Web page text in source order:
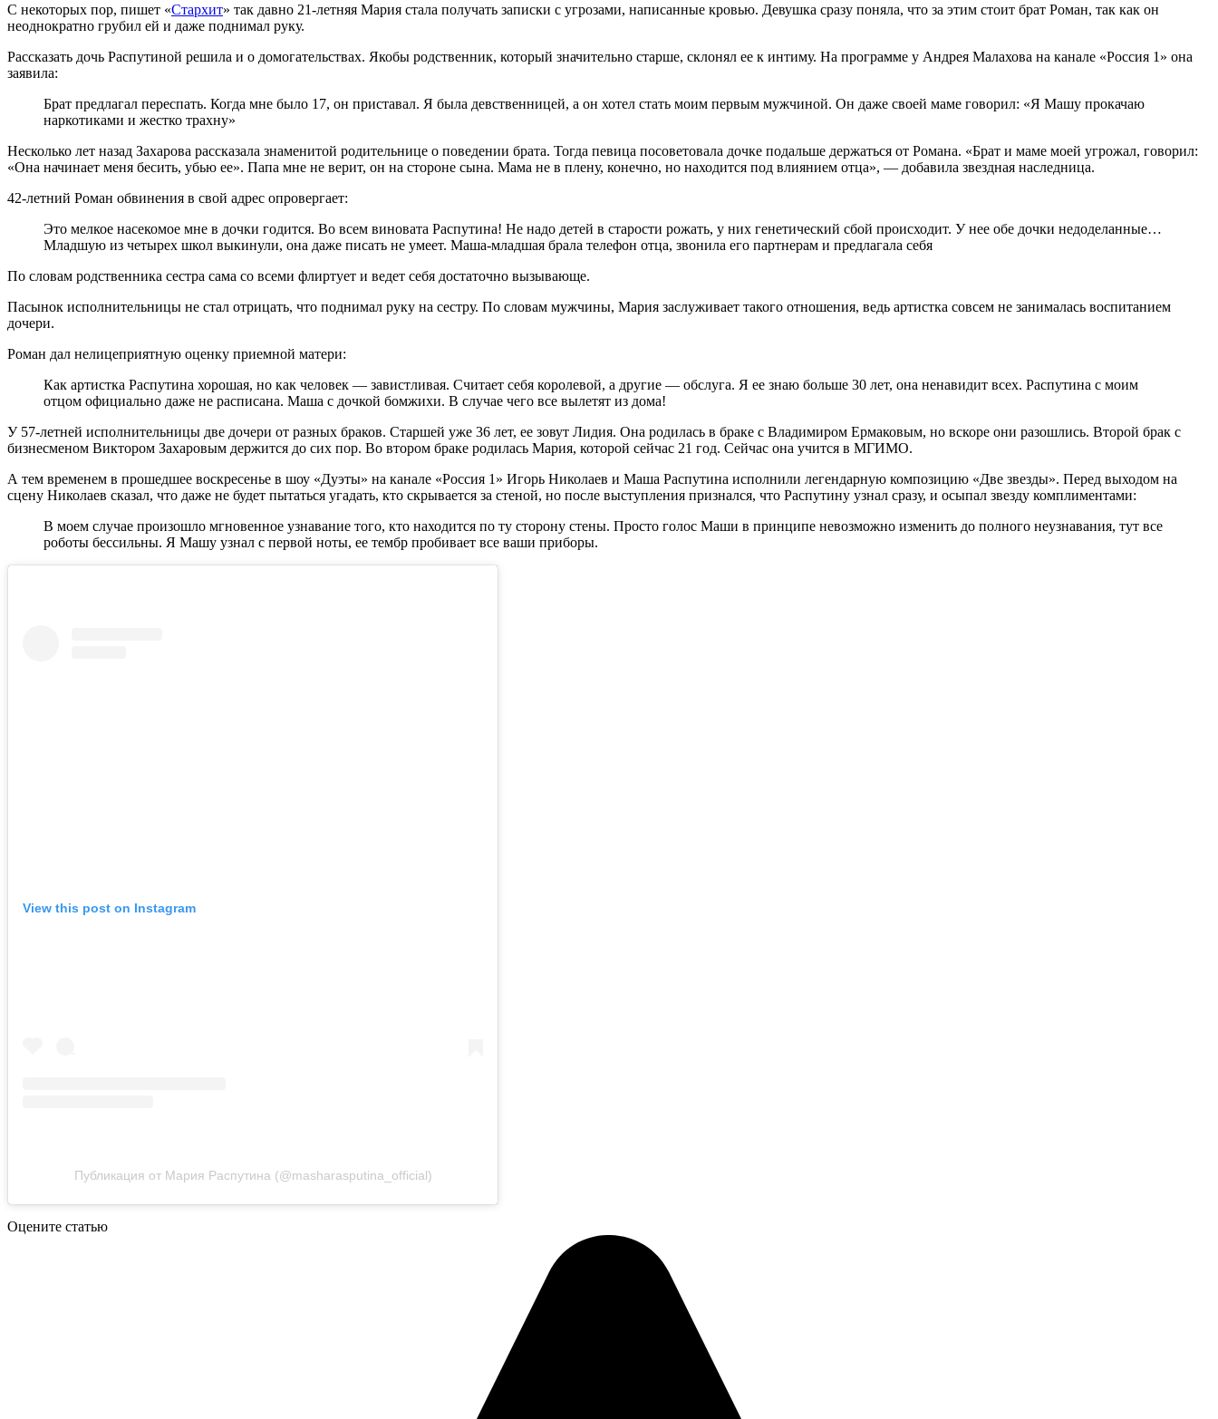
С некоторых пор, пишет «Стархит» так давно 21-летняя Мария стала получать записки с угрозами, написанные кровью. Девушка сразу поняла, что за этим стоит брат Роман, так как он
неоднократно грубил ей и даже поднимал руку.
Рассказать дочь Распутиной решила и о домогательствах. Якобы родственник, который значительно старше, склонял ее к интиму. На программе у Андрея Малахова на канале «Россия 1» она
заявила:
Брат предлагал переспать. Когда мне было 17, он приставал. Я была девственницей, а он хотел стать моим первым мужчиной. Он даже своей маме говорил: «Я Машу прокачаю
наркотиками и жестко трахну»
Несколько лет назад Захарова рассказала знаменитой родительнице о поведении брата. Тогда певица посоветовала дочке подальше держаться от Романа. «Брат и маме моей угрожал, говорил:
«Она начинает меня бесить, убью ее». Папа мне не верит, он на стороне сына. Мама не в плену, конечно, но находится под влиянием отца», — добавила звездная наследница.
42-летний Роман обвинения в свой адрес опровергает:
Это мелкое насекомое мне в дочки годится. Во всем виновата Распутина! Не надо детей в старости рожать, у них генетический сбой происходит. У нее обе дочки недоделанные…
Младшую из четырех школ выкинули, она даже писать не умеет. Маша-младшая брала телефон отца, звонила его партнерам и предлагала себя
По словам родственника сестра сама со всеми флиртует и ведет себя достаточно вызывающе.
Пасынок исполнительницы не стал отрицать, что поднимал руку на сестру. По словам мужчины, Мария заслуживает такого отношения, ведь артистка совсем не занималась воспитанием
дочери.
Роман дал нелицеприятную оценку приемной матери:
Как артистка Распутина хорошая, но как человек — завистливая. Считает себя королевой, а другие — обслуга. Я ее знаю больше 30 лет, она ненавидит всех. Распутина с моим
отцом официально даже не расписана. Маша с дочкой бомжихи. В случае чего все вылетят из дома!
У 57-летней исполнительницы две дочери от разных браков. Старшей уже 36 лет, ее зовут Лидия. Она родилась в браке с Владимиром Ермаковым, но вскоре они разошлись. Второй брак с
бизнесменом Виктором Захаровым держится до сих пор. Во втором браке родилась Мария, которой сейчас 21 год. Сейчас она учится в МГИМО.
А тем временем в прошедшее воскресенье в шоу «Дуэты» на канале «Россия 1» Игорь Николаев и Маша Распутина исполнили легендарную композицию «Две звезды». Перед выходом на
сцену Николаев сказал, что даже не будет пытаться угадать, кто скрывается за стеной, но после выступления признался, что Распутину узнал сразу, и осыпал звезду комплиментами:
В моем случае произошло мгновенное узнавание того, кто находится по ту сторону стены. Просто голос Маши в принципе невозможно изменить до полного неузнавания, тут все
роботы бессильны. Я Машу узнал с первой ноты, ее тембр пробивает все ваши приборы.
View this post on Instagram
Публикация от Мария Распутина (@masharasputina_official)
Оцените статью